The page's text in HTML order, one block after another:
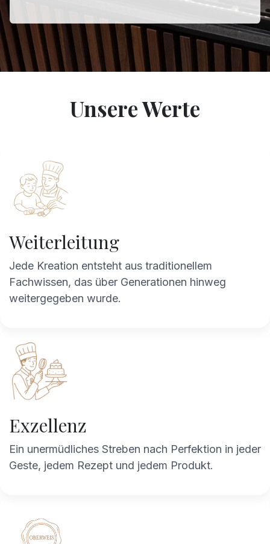
Unsere Werte
Weiterleitung
Jede Kreation entsteht aus traditionellem
Fachwissen, das über Generationen hinweg
weitergegeben wurde.
Exzellenz
Ein unermüdliches Streben nach Perfektion in jeder
Geste, jedem Rezept und jedem Produkt.